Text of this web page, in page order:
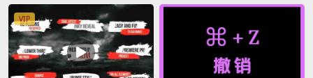
VIP